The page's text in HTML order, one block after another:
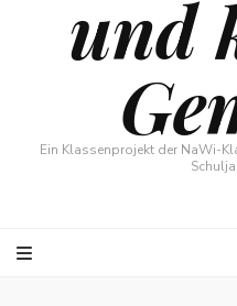
und
Ein Klassenprojekt der NaWi-